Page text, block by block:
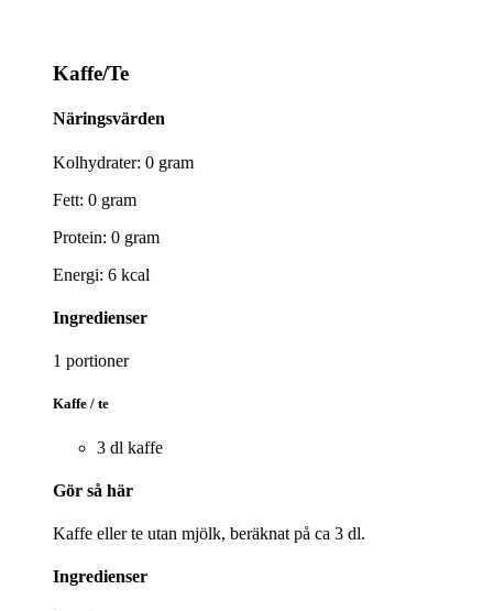
Kaffe/Te
Näringsvärden
Kolhydrater: 0 gram
Fett: 0 gram
Protein: 0 gram
Energi: 6 kcal
Ingredienser
1 portioner
Kaffe / te
3 dl kaffe
Gör så här
Kaffe eller te utan mjölk, beräknat på ca 3 dl.
Ingredienser